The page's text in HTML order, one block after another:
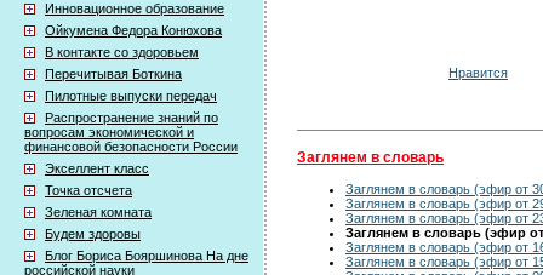
Инновационное образование
Ойкумена Федора Конюхова
В контакте со здоровьем
Перечитывая Боткина
Пилотные выпуски передач
Распространение знаний по
вопросам экономической и
финансовой безопасности России
Экселлент класс
Точка отсчета
Зеленая комната
Будем здоровы
Блог Бориса Бояршинова На дне
российской науки
Нравится
Заглянем в словарь
Заглянем в словарь (эфир от
Заглянем в словарь (эфир от
Заглянем в словарь (эфир от
Заглянем в словарь (эфир от
Заглянем в словарь (эфир от
Заглянем в словарь (эфир от